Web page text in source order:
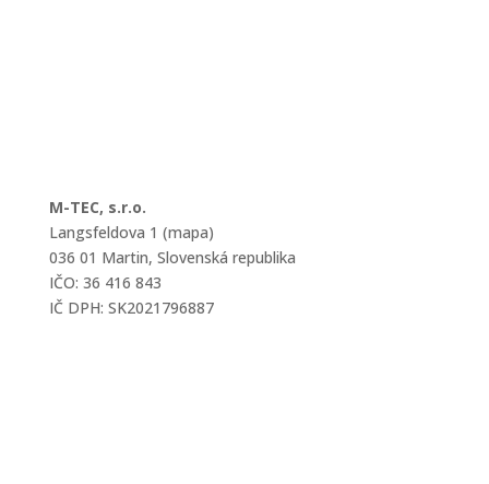
M-TEC, s.r.o.
Langsfeldova 1 (mapa)
036 01 Martin, Slovenská republika
IČO: 36 416 843
IČ DPH: SK2021796887